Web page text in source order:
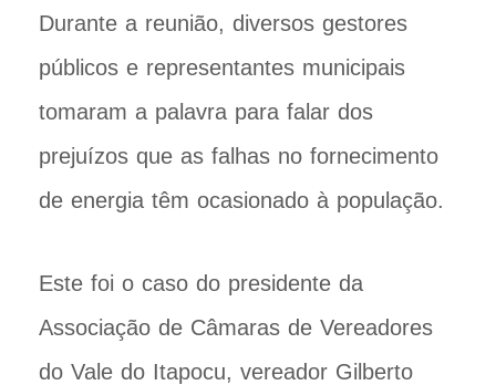
Durante a reunião, diversos gestores
públicos e representantes municipais
tomaram a palavra para falar dos
prejuízos que as falhas no fornecimento
de energia têm ocasionado à população.
Este foi o caso do presidente da
Associação de Câmaras de Vereadores
do Vale do Itapocu, vereador Gilberto